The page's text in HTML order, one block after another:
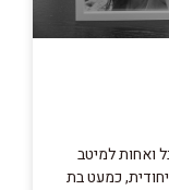
ואחות למיטב
כמעט בת